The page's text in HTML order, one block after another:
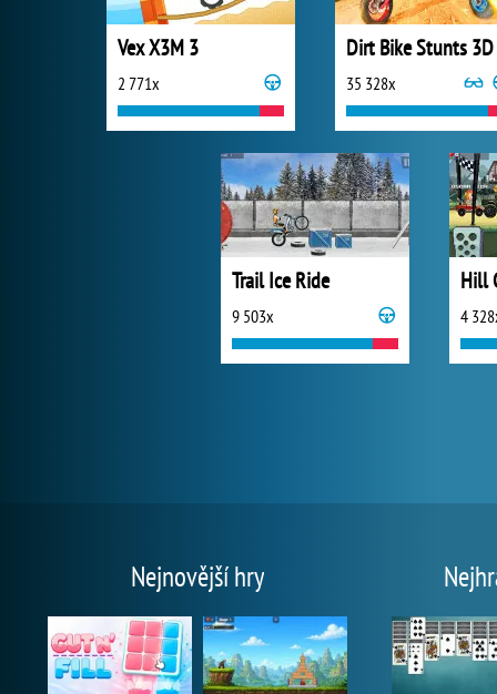
Vex X3M 3
2 771x
Dirt Bike Stunts 3D
35 328x
Trail Ice Ride
9 503x
Hill
4
Nejnovější hry